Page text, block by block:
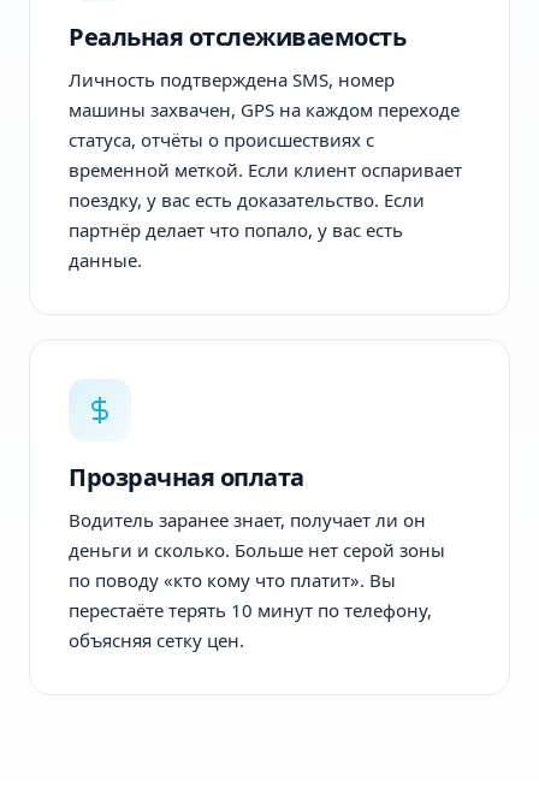
Реальная отслеживаемость
Личность подтверждена SMS, номер
машины захвачен, GPS на каждом переходе
статуса, отчёты о происшествиях с
временной меткой. Если клиент оспаривает
поездку, у вас есть доказательство. Если
партнёр делает что попало, у вас есть
данные.
Прозрачная оплата
Водитель заранее знает, получает ли он
деньги и сколько. Больше нет серой зоны
по поводу «кто кому что платит». Вы
перестаёте терять 10 минут по телефону,
объясняя сетку цен.